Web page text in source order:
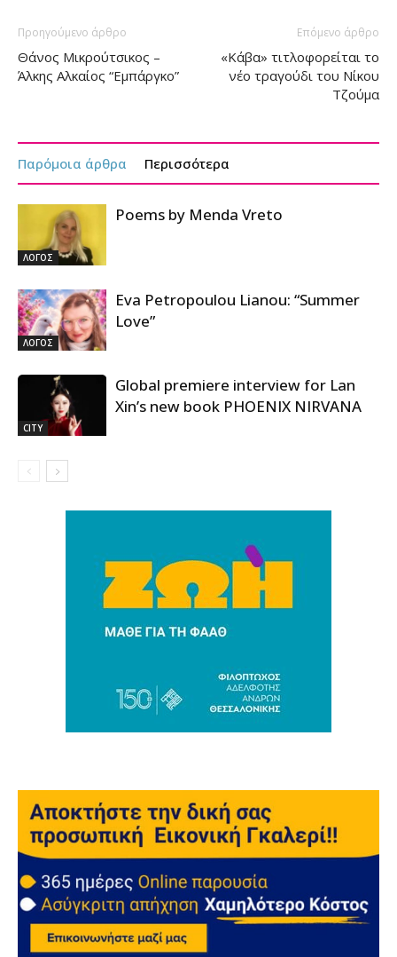
Προηγούμενο άρθρο
Θάνος Μικρούτσικος –
Άλκης Αλκαίος “Εμπάργκο”
Επόμενο άρθρο
«Κάβα» τιτλοφορείται το
νέο τραγούδι του Νίκου
Τζούμα
Παρόμοια άρθρα Περισσότερα
ΛΟΓΟΣ
Poems by Menda Vreto
ΛΟΓΟΣ
Eva Petropoulou Lianou: “Summer
Love”
CITY
Global premiere interview for Lan
Xin’s new book PHOENIX NIRVANA